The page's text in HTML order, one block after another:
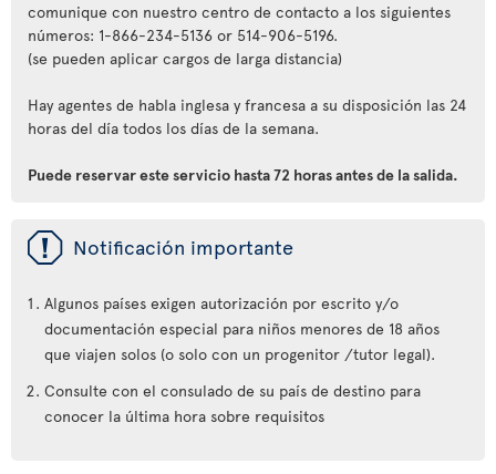
comunique con nuestro centro de contacto a los siguientes
números: 1-866-234-5136 or 514-906-5196.
(se pueden aplicar cargos de larga distancia)
Hay agentes de habla inglesa y francesa a su disposición las 24
horas del día todos los días de la semana.
Puede reservar este servicio hasta 72 horas antes de la salida.
ü Notificación importante
Algunos países exigen autorización por escrito y/o
documentación especial para niños menores de 18 años
que viajen solos (o solo con un progenitor /tutor legal).
Consulte con el consulado de su país de destino para
conocer la última hora sobre requisitos